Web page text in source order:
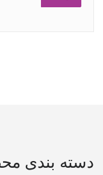
دسته بندی